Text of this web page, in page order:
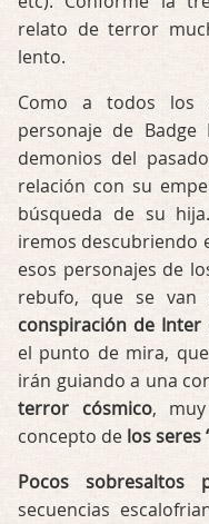
relato de terror
lento.
Como a todos los
personaje de
demonios del
relación con su
búsqueda de su
iremos descubriendo
esos personajes de
rebufo, que se van
conspiración de Inter
el punto de mira,
irán guiando a una
terror cósmico,
concepto de los seres
Pocos sobresaltos
secuencias